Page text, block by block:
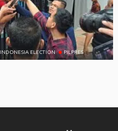
INDONESIA ELECTION PILPRES